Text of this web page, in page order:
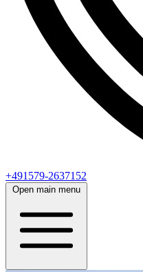
+491579-2637152
Open main menu